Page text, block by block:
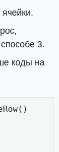
3.
коды на